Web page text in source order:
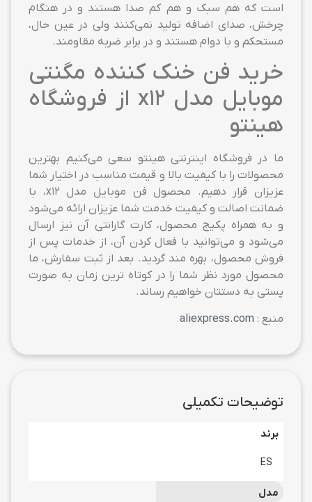
است که هم سبک و هم کم صدا هستند و در هنگام
چرخش، صدای اضافه تولید نمی‌کنند ولی در عین حال،
مستحکم و با دوام هستند و در برابر ضربه مقاومند.
خرید فن خنک کننده مگنتی
موبایل مدل x12 از فروشگاه
هینتو
ما در فروشگاه اینترنتی هینتو سعی می‌کنیم بهترین
محصولات را با کیفیت بالا و قیمت مناسب در اختیار شما
عزیزان قرار دهیم. محصول فن موبایل مدل x12، با
ضمانت اصالت و کیفیت خدمت شما عزیزان ارائه می‌شود
و به همراه پکیج محصول، کارت گارانتی آن نیز ارسال
می‌شود و می‌توانید با فعال کردن آن، از خدمات پس از
فروش محصول، بهره مند گردید. بعد از ثبت سفارش، ما
محصول مورد نظر شما را در کوتاه ترین زمان به صورت
پستی به دستتان خواهیم رساند.
منبع : aliexpress.com
توضیحات تکمیلی
برند
ES
مدل